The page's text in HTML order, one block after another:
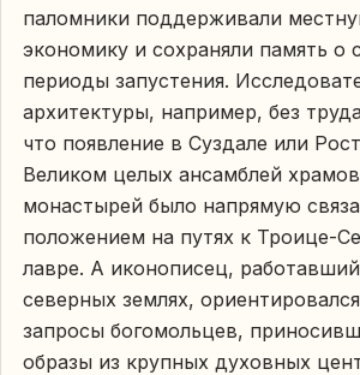
паломники поддерживали
экономику и сохраняли память о
периоды запустения.
архитектуры, например, без
что появление в Суздале или
Великом целых ансамблей
монастырей было напрямую
положением на путях к Троице-
лавре. А иконописец,
северных землях,
запросы богомольцев,
образы из крупных духовных